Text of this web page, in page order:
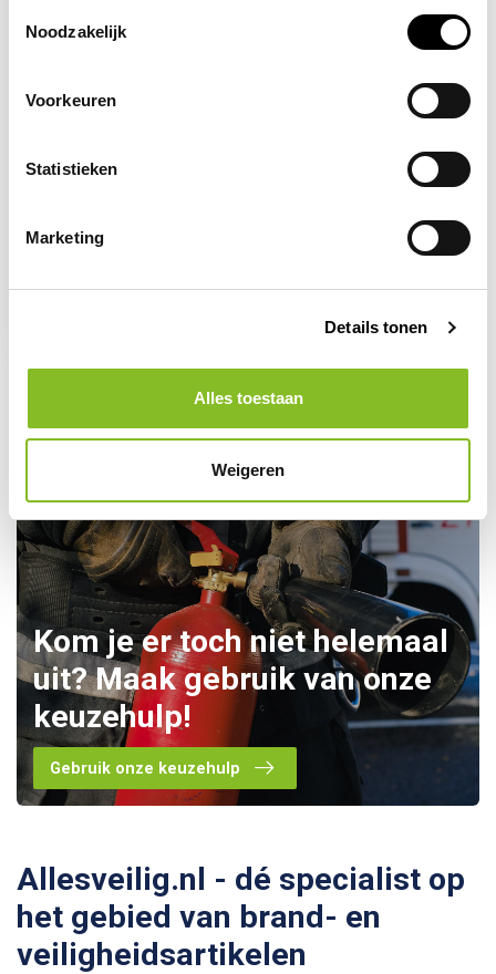
Noodzakelijk
Voorkeuren
Statistieken
Marketing
Details tonen
Alles toestaan
Weigeren
PORTWEST
helmbevestiging
Kom je er toch niet helemaal
uit? Maak gebruik van onze
keuzehulp!
Gebruik onze keuzehulp
Allesveilig.nl - dé specialist op
het gebied van brand- en
veiligheidsartikelen